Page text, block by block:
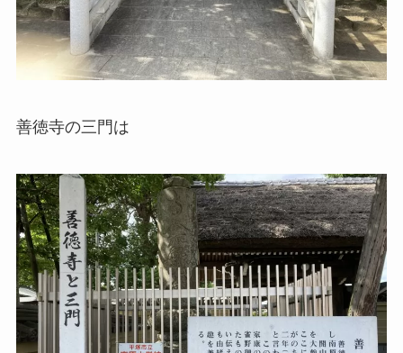
善徳寺の三門は